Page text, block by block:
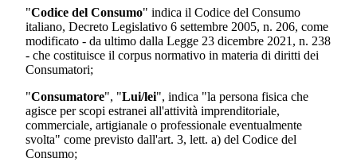
"Codice del Consumo" indica il Codice del Consumo
italiano, Decreto Legislativo 6 settembre 2005, n. 206, come
modificato - da ultimo dalla Legge 23 dicembre 2021, n. 238
- che costituisce il corpus normativo in materia di diritti dei
Consumatori;
"Consumatore", "Lui/lei", indica "la persona fisica che
agisce per scopi estranei all'attività imprenditoriale,
commerciale, artigianale o professionale eventualmente
svolta" come previsto dall'art. 3, lett. a) del Codice del
Consumo;